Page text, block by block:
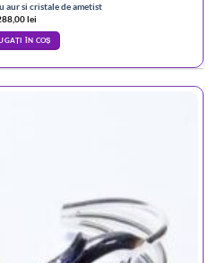
aur si cristale de ametist
lei
ÎN COȘ